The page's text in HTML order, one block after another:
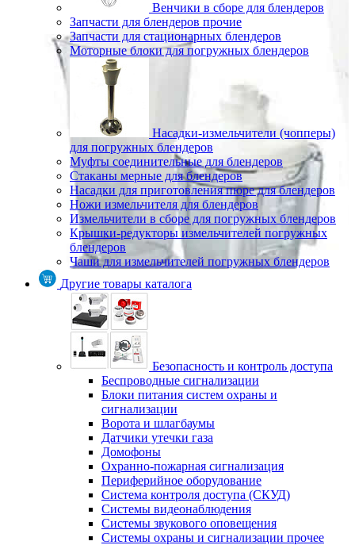
Венчики в сборе для блендеров
Запчасти для блендеров прочие
Запчасти для стационарных блендеров
Моторные блоки для погружных блендеров
Насадки-измельчители (чопперы)
для погружных блендеров
Муфты соединительные для блендеров
Стаканы мерные для блендеров
Насадки для приготовления пюре для блендеров
Ножи измельчителя для блендеров
Измельчители в сборе для погружных блендеров
Крышки-редукторы измельчителей погружных
блендеров
Чаши для измельчителей погружных блендеров
Другие товары каталога
Безопасность и контроль доступа
Беспроводные сигнализации
Блоки питания систем охраны и
сигнализации
Ворота и шлагбаумы
Датчики утечки газа
Домофоны
Охранно-пожарная сигнализация
Периферийное оборудование
Система контроля доступа (СКУД)
Системы видеонаблюдения
Системы звукового оповещения
Системы охраны и сигнализации прочее